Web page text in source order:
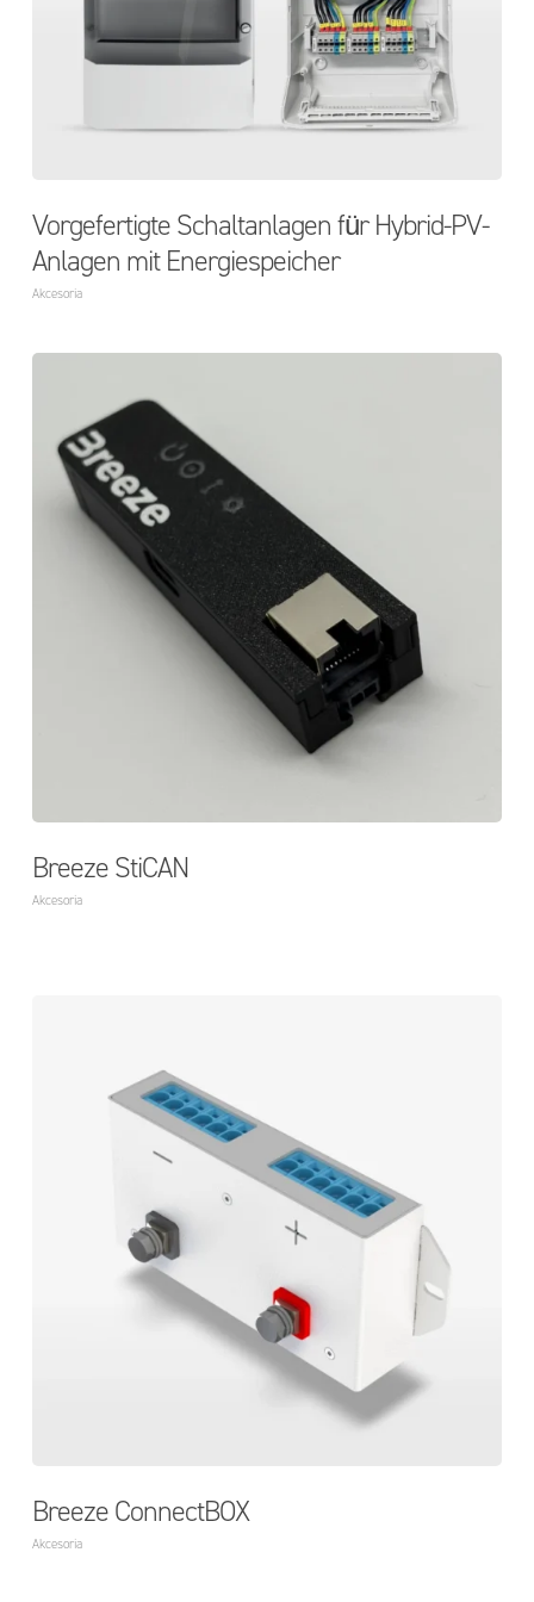
Vorgefertigte Schaltanlagen für Hybrid-PV-
Anlagen mit Energiespeicher
Akcesoria
Breeze StiCAN
Akcesoria
Breeze ConnectBOX
Akcesoria